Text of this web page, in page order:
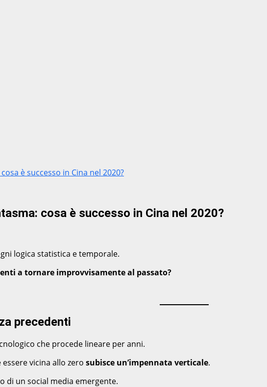
è successo in Cina nel 2020?
cosa è successo in Cina nel 2020?
logica statistica e temporale.
a tornare improvvisamente al passato?
precedenti
che procede lineare per anni.
vicina allo zero subisce un’impennata verticale.
di un social media emergente.